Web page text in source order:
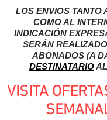
LOS ENVIOS TANTO
COMO AL
INDICACIÓN
SERÁN
ABONADOS (A
DESTINATARIOAL
VISITA